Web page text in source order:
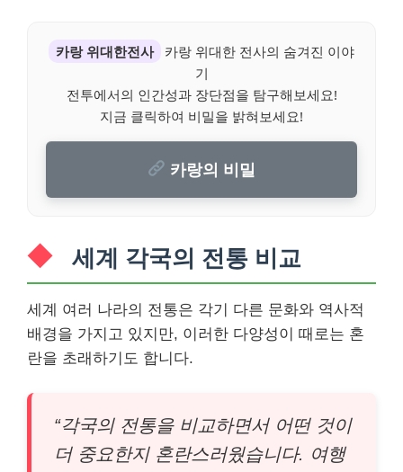
카랑 위대한전사
카랑 위대한 전사의 숨겨진 이야
기
전투에서의 인간성과 장단점을 탐구해보세요!
지금 클릭하여 비밀을 밝혀보세요!
카랑의 비밀
세계 각국의 전통 비교
세계 여러 나라의 전통은 각기 다른 문화와 역사적
배경을 가지고 있지만, 이러한 다양성이 때로는 혼
란을 초래하기도 합니다.
“각국의 전통을 비교하면서 어떤 것이
더 중요한지 혼란스러웠습니다. 여행